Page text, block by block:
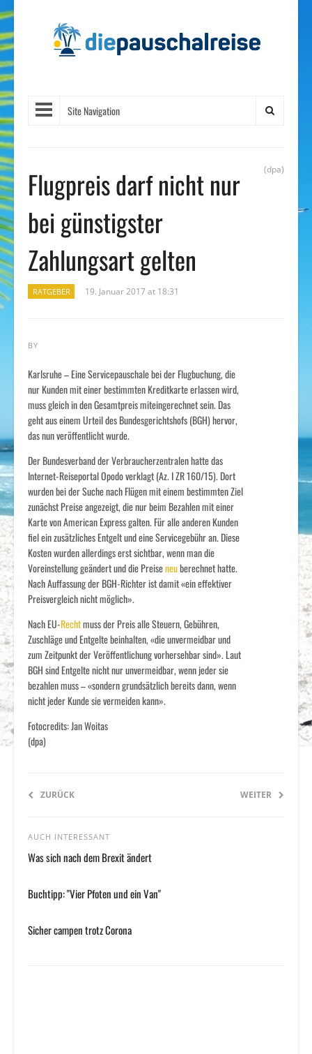
Site Navigation
Flugpreis darf nicht nur
bei günstigster
Zahlungsart gelten
(dpa)
RATGEBER 19. Januar 2017 at 18:31
BY
Karlsruhe – Eine Servicepauschale bei der Flugbuchung, die
nur Kunden mit einer bestimmten Kreditkarte erlassen wird,
muss gleich in den Gesamtpreis miteingerechnet sein. Das
geht aus einem Urteil des Bundesgerichtshofs (BGH) hervor,
das nun veröffentlicht wurde.
Der Bundesverband der Verbraucherzentralen hatte das
Internet-Reiseportal Opodo verklagt (Az. I ZR 160/15). Dort
wurden bei der Suche nach Flügen mit einem bestimmten Ziel
zunächst Preise angezeigt, die nur beim Bezahlen mit einer
Karte von American Express galten. Für alle anderen Kunden
fiel ein zusätzliches Entgelt und eine Servicegebühr an. Diese
Kosten wurden allerdings erst sichtbar, wenn man die
Voreinstellung geändert und die Preiseneuberechnet hatte.
Nach Auffassung der BGH-Richter ist damit «ein effektiver
Preisvergleich nicht möglich».
Nach EU-Rechtmuss der Preis alle Steuern, Gebühren,
Zuschläge und Entgelte beinhalten, «die unvermeidbar und
zum Zeitpunkt der Veröffentlichung vorhersehbar sind». Laut
BGH sind Entgelte nicht nur unvermeidbar, wenn jeder sie
bezahlen muss – «sondern grundsätzlich bereits dann, wenn
nicht jeder Kunde sie vermeiden kann».
Fotocredits: Jan Woitas
(dpa)
ZURÜCK WEITER
AUCH INTERESSANT
Was sich nach dem Brexit ändert
Buchtipp: "Vier Pfoten und ein Van"
Sicher campen trotz Corona